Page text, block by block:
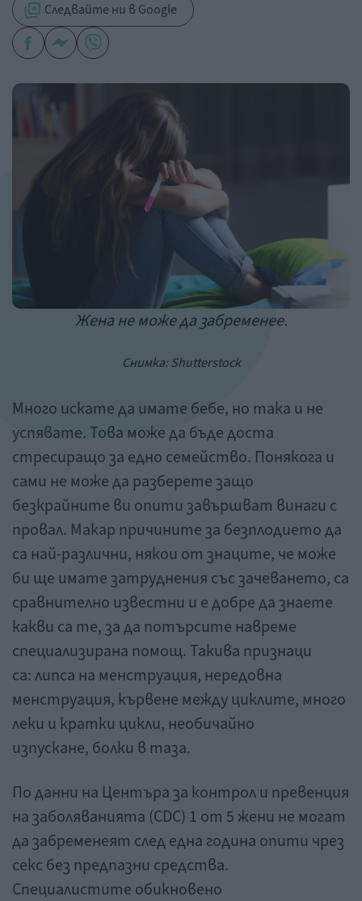
Следвайте ни в Google
Жена не може да забременее.
Снимка: Shutterstock
Много искате да имате бебе, но така и не
успявате. Това може да бъде доста
стресиращо за едно семейство. Понякога и
сами не може да разберете защо
безкрайните ви опити завършват винаги с
провал. Макар причините за безплодието да
са най-различни, някои от знаците, че може
би ще имате затруднения със зачеването, са
сравнително известни и е добре да знаете
какви са те, за да потърсите навреме
специализирана помощ. Такива признаци
са: липса на менструация, нередовна
менструация, кървене между циклите, много
леки и кратки цикли, необичайно
изпускане, болки в таза.
По данни на Центъра за контрол и превенция
на заболяванията (CDC) 1 от 5 жени не могат
да забременеят след една година опити чрез
секс без предпазни средства.
Специалистите обикновено